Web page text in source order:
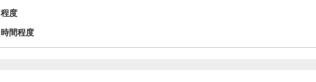
３．【トレカ専門の査定士】が在籍
・10年以上もトレカに携わっているベテラン現役プレイヤーが査定いた
度
間程度